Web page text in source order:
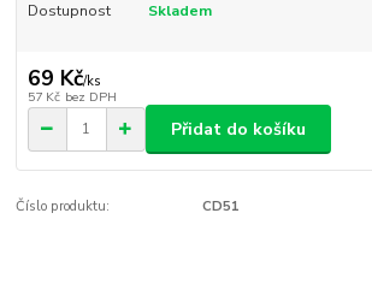
Dostupnost Skladem
69 Kč/ks
57 Kč bez DPH
Přidat do košíku
Číslo produktu: CD51